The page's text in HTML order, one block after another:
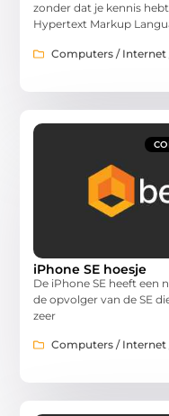
zonder dat je kennis
Hypertext Markup
Computers / Internet
iPhone SE hoesje
De iPhone SE heeft een
de opvolger van de SE
zeer
Computers / Internet